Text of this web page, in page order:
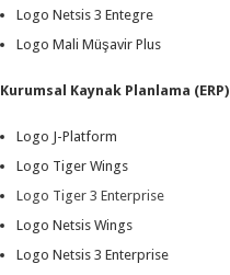
Logo Netsis 3 Entegre
Logo Mali Müşavir Plus
Kurumsal Kaynak Planlama (ERP)
Logo J-Platform
Logo Tiger Wings
Logo Tiger 3 Enterprise
Logo Netsis Wings
Logo Netsis 3 Enterprise